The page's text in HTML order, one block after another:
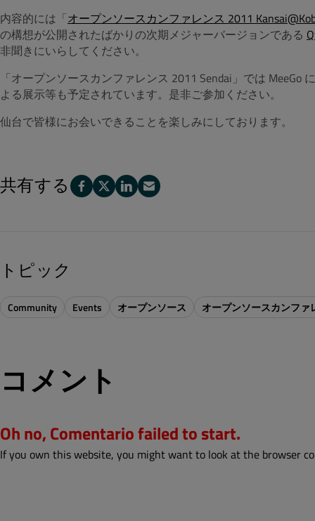
内容的には「オープンソースカンファレンス 2011
の構想が公開されたばかりの次期メジャーバージョンである
非聞きにいらしてください。
「オープンソースカンファレンス 2011 Sendai」では MeeGo
よる展示等も予定されています。是非ご参加ください。
仙台で皆様にお会いできることを楽しみにしております。
共有する
トピック
Community Events オープンソース オープンソースカンファ
コメント
Oh no, Comentario failed to start.
If you own this website, you might want to look at the browser